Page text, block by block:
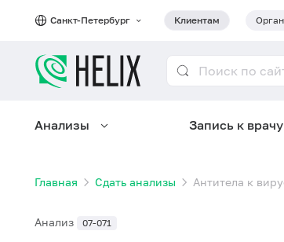
Санкт-Петербург Клиентам
Анализы Запись к врачу
Главная Сдать анализы Антитела к
Анализ 07-071